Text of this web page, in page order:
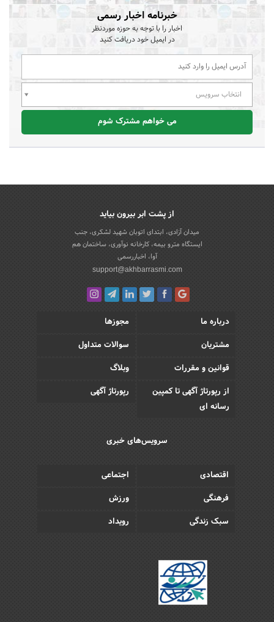
خبرنامه اخبار رسمی
اخبار را با توجه به حوزه موردنظر
در ایمیل خود دریافت کنید
انتخاب سرویس
می خواهم مشترک شوم
از پشت ابر بیرون بیاید
میدان آزادی، ابتدای اتوبان شهید لشکری، جنب
ایستگاه مترو بیمه، کارخانه نوآوری، ساختمان هم
آوا، اخباررسمی
support@akhbarrasmi.com
درباره ما
مجوزها
مشتریان
سوالات متداول
قوانین و مقررات
وبلاگ
از رپورتاژ آگهی تا کمپین
رسانه ای
رپورتاژ آگهی
سرویس‌های خبری
اقتصادی
اجتماعی
فرهنگی
ورزش
سبک زندگی
رویداد